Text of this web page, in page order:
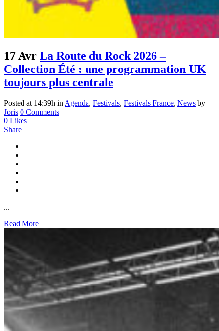
17 Avr La Route du Rock 2026 –
Collection Été : une programmation UK
toujours plus centrale
Posted at 14:39h in Agenda, Festivals, Festivals France, News by
Joris 0 Comments
0 Likes
Share
...
Read More